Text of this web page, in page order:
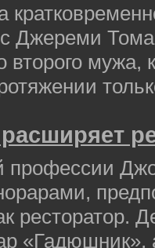
Джереми
второго
профессии
ресторатор.
«Гадюшник»,